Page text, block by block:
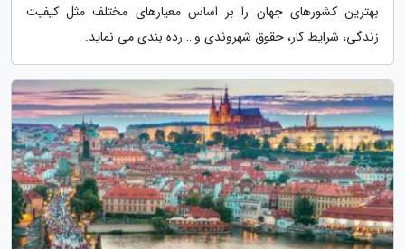
بهترین کشورهای جهان را بر اساس معیارهای مختلف مثل کیفیت
زندگی، شرایط کار، حقوق شهروندی و… رده بندی می نماید.